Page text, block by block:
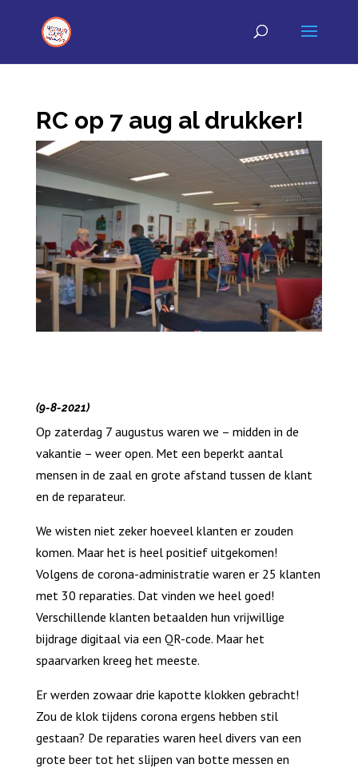
RC op 7 aug al drukker!
(9-8-2021)
Op zaterdag 7 augustus waren we – midden in de
vakantie – weer open. Met een beperkt aantal
mensen in de zaal en grote afstand tussen de klant
en de reparateur.
We wisten niet zeker hoeveel klanten er zouden
komen. Maar het is heel positief uitgekomen!
Volgens de corona-administratie waren er 25 klanten
met 30 reparaties. Dat vinden we heel goed!
Verschillende klanten betaalden hun vrijwillige
bijdrage digitaal via een QR-code. Maar het
spaarvarken kreeg het meeste.
Er werden zowaar drie kapotte klokken gebracht!
Zou de klok tijdens corona ergens hebben stil
gestaan? De reparaties waren heel divers van een
grote beer tot het slijpen van botte messen en